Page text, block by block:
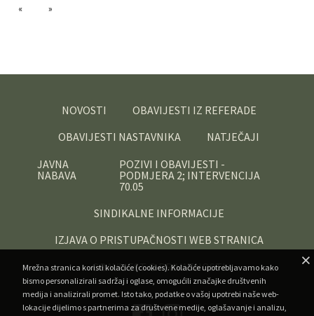
NOVOSTI
OBAVIJESTI IZ REFERADE
OBAVIJESTI NASTAVNIKA
NATJEČAJI
JAVNA
NABAVA
POZIVI I OBAVIJESTI -
PODMJERA 2; INTERVENCIJA
70.05
SINDIKALNE INFORMACIJE
IZJAVA O PRISTUPAČNOSTI WEB STRANICA
OBAVIJEST O PRIVATNOSTI
Mrežna stranica koristi kolačiće (cookies). Kolačiće upotrebljavamo kako
bismo personalizirali sadržaj i oglase, omogućili značajke društvenih
medija i analizirali promet. Isto tako, podatke o vašoj upotrebi naše web-
lokacije dijelimo s partnerima za društvene medije, oglašavanje i analizu,